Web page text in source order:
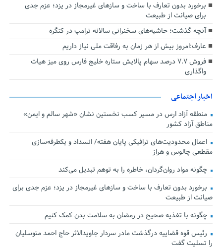
برخورد بدون تعارف با ساخت‌ و سازهای غیرمجاز در یزد؛ عزم جدی
برای صیانت از طبیعت
آنچه گذشت؛ حاشیه‌های سخنرانی سالانه ترامپ در کنگره
عارف:امروز بیش از هر زمان به رفاقت ملی نیاز داریم
فروش ۷.۷ درصد سهام پالایش ستاره خلیج فارس روی میز هیات
واگذاری
اخبار اجتماعی
منطقه آزاد ارس در مسیر کسب نخستین نشان «شهر سالم و ایمن»
مناطق آزاد کشور
اعمال محدودیت‌های ترافیکی پایان هفته/ انسداد و یکطرفه‌سازی
مقطعی چالوس و هراز
چگونه مواد روان‌گردان، خاطره را به توهم تبدیل می‌کند
برخورد بدون تعارف با ساخت‌ و سازهای غیرمجاز در یزد؛ عزم جدی برای
صیانت از طبیعت
چگونه با تغذیه صحیح در رمضان به سلامت بدن کمک کنیم
رئیس قوه قضاییه درگذشت مادر سردار جاویدالاثر حاج احمد متوسلیان
را تسلیت گفت